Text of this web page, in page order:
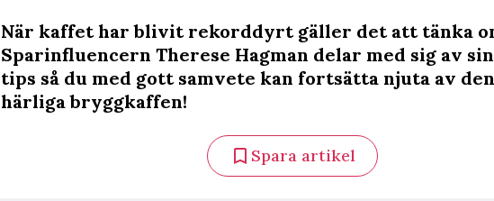
När kaffet har blivit rekorddyrt gäller det att tänka
Sparinfluencern Therese Hagman delar med sig av
tips så du med gott samvete kan fortsätta njuta av
härliga bryggkaffen!
Spara artikel